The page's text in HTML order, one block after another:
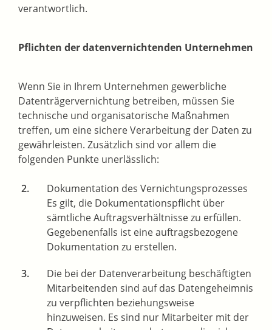
verantwortlich.
Pflichten der datenvernichtenden Unternehmen
Wenn Sie in Ihrem Unternehmen gewerbliche
Datenträgervernichtung betreiben, müssen Sie
technische und organisatorische Maßnahmen
treffen, um eine sichere Verarbeitung der Daten zu
gewährleisten. Zusätzlich sind vor allem die
folgenden Punkte unerlässlich:
Dokumentation des Vernichtungsprozesses
Es gilt, die Dokumentationspflicht über
sämtliche Auftragsverhältnisse zu erfüllen.
Gegebenenfalls ist eine auftragsbezogene
Dokumentation zu erstellen.
Die bei der Datenverarbeitung beschäftigten
Mitarbeitenden sind auf das Datengeheimnis
zu verpflichten beziehungsweise
hinzuweisen. Es sind nur Mitarbeiter mit der